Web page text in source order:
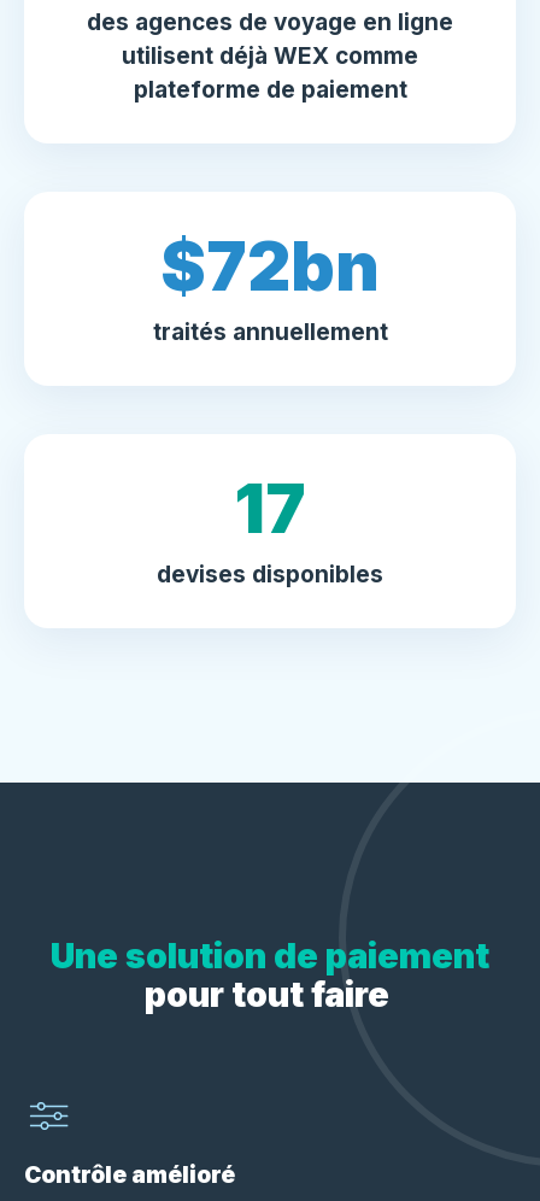
des agences de voyage en ligne
utilisent déjà WEX comme
plateforme de paiement
$80bn
traités annuellement
20
devises disponibles
Une solution de paiement
pour tout faire
Contrôle amélioré